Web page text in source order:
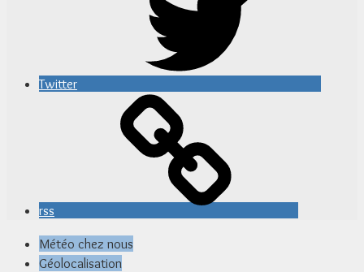
Twitter
rss
Météo chez nous
Géolocalisation